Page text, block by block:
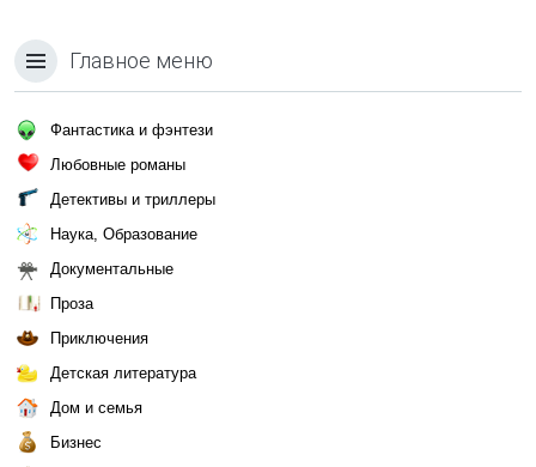
Главное меню
Фантастика и фэнтези
Любовные романы
Детективы и триллеры
Наука, Образование
Документальные
Проза
Приключения
Детская литература
Дом и семья
Бизнес